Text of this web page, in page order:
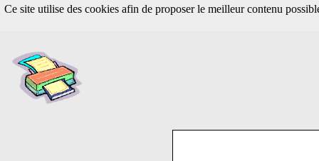
Ce site utilise des cookies afin de proposer le meilleur contenu